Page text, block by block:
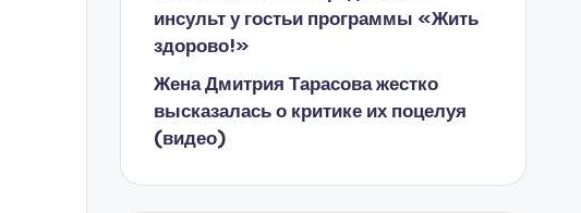
инсульт у гостьи программы «Жить
здорово!»
Жена Дмитрия Тарасова жестко
высказалась о критике их поцелуя
(видео)